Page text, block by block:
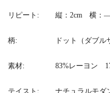
リピート 縦：2cm 横：
柄 ドット（ダブル
素材 83%レーヨン
テイスト ナチュラルモダ